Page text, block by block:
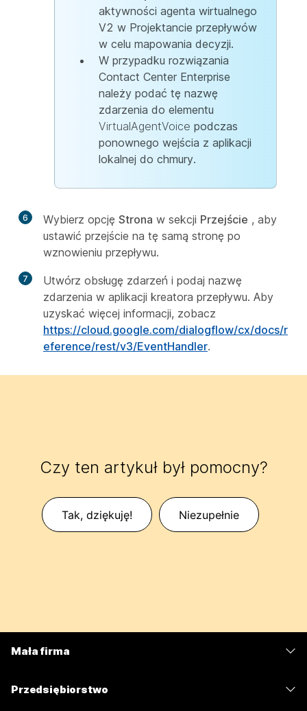
aktywności agenta wirtualnego
V2 w Projektancie przepływów
w celu mapowania decyzji.
W przypadku rozwiązania
Contact Center Enterprise
należy podać tę nazwę
zdarzenia do elementu
VirtualAgentVoice podczas
ponownego wejścia z aplikacji
lokalnej do chmury.
6 Wybierz opcję Strona w sekcji Przejście , aby
ustawić przejście na tę samą stronę po
wznowieniu przepływu.
7
Utwórz obsługę zdarzeń i podaj nazwę
zdarzenia w aplikacji kreatora przepływu. Aby
uzyskać więcej informacji, zobacz
https://cloud.google.com/dialogflow/cx/docs/r
eference/rest/v3/EventHandler.
Czy ten artykuł był pomocny?
Tak, dziękuję! Niezupełnie
Mała firma
Przedsiębiorstwo